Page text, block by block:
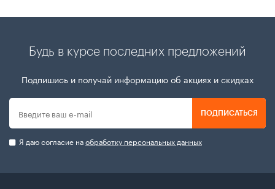
Будь в курсе последних предложений
Подпишись и получай информацию об акциях и скидках
ПОДПИСАТЬСЯ
Я даю согласие наобработку персональных данных